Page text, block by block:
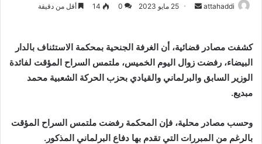
attahaddi
أرسل 25 مايو 2023 0
14 أقل من دقيقة
كشفت مصادر قضائية، أن الغرفة الجنحية بمحكمة الاستئناف بالدار
البيضاء، رفضت زوال اليوم الخميس، ملتمس السراح المؤقت لفائدة
الوزير السابق والبرلماني والقيادي بحزب الحركة الشعبية محمد
مبديع.
وحسب مصادر محلية، فإن المحكمة رفضت ملتمس السراح المؤقت
بالرغم من المبررات التي تقدم بها دفاع البرلماني المذكور.